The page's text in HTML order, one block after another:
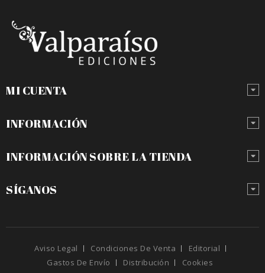
MI CUENTA
INFORMACIÓN
INFORMACIÓN SOBRE LA TIENDA
SÍGANOS
Aviso Legal Condiciones De Venta
Editorial
Gastos De Envío
Distribución Cookies